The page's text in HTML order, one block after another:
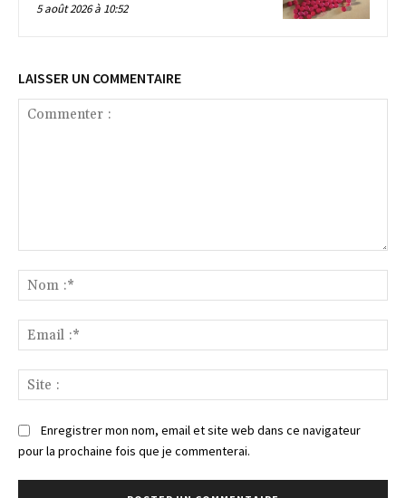
5 août 2026 à 10:52
LAISSER UN COMMENTAIRE
:*
:*
:
Enregistrer mon nom, email et site web dans ce navigateur
pour la prochaine fois que je commenterai.